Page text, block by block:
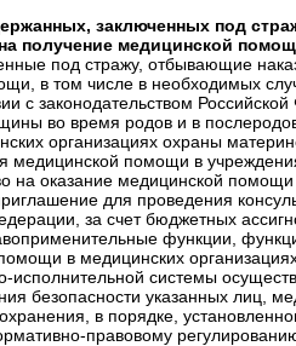
заключенных под
получение медицинской
под стражу, отбывающие
в том числе в необходимых
с законодательством
во время родов и в
организациях охраны
медицинской помощи в
оказание медицинской помощи
для проведения
за счет бюджетных
функции,
в медицинских
исполнительной системы
безопасности указанных лиц,
в порядке,
правовому